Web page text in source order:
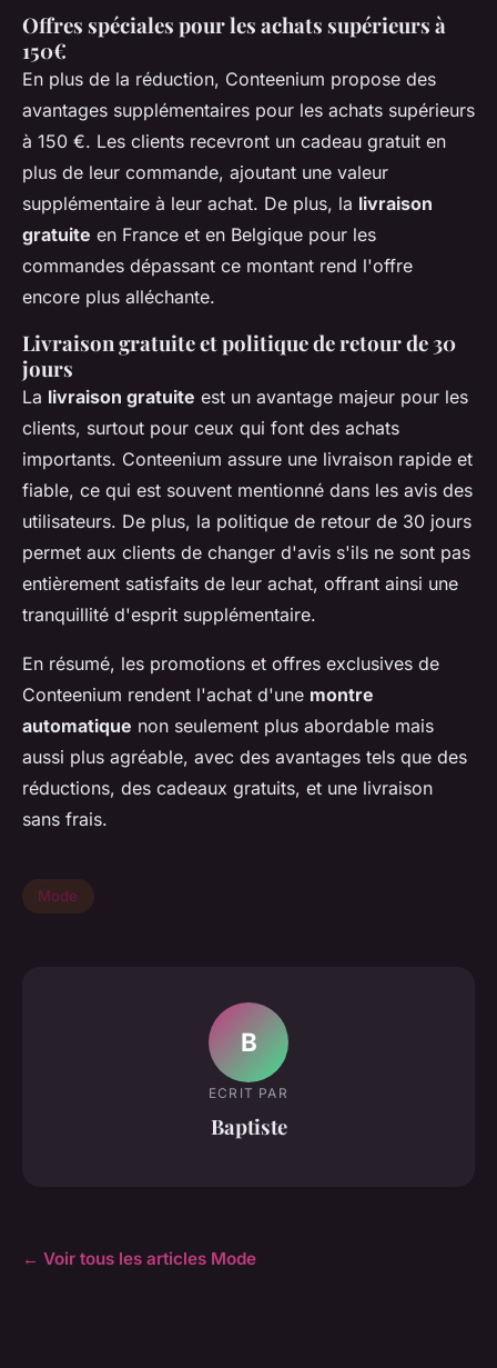
Offres spéciales pour les achats supérieurs à
150€
En plus de la réduction, Conteenium propose des
avantages supplémentaires pour les achats supérieurs
à 150 €. Les clients recevront un cadeau gratuit en
plus de leur commande, ajoutant une valeur
supplémentaire à leur achat. De plus, la livraison
gratuite en France et en Belgique pour les
commandes dépassant ce montant rend l'offre
encore plus alléchante.
Livraison gratuite et politique de retour de 30
jours
La livraison gratuite est un avantage majeur pour les
clients, surtout pour ceux qui font des achats
importants. Conteenium assure une livraison rapide et
fiable, ce qui est souvent mentionné dans les avis des
utilisateurs. De plus, la politique de retour de 30 jours
permet aux clients de changer d'avis s'ils ne sont pas
entièrement satisfaits de leur achat, offrant ainsi une
tranquillité d'esprit supplémentaire.
En résumé, les promotions et offres exclusives de
Conteenium rendent l'achat d'une montre
automatique non seulement plus abordable mais
aussi plus agréable, avec des avantages tels que des
réductions, des cadeaux gratuits, et une livraison
sans frais.
Mode
B
ECRIT PAR
Baptiste
← Voir tous les articles Mode